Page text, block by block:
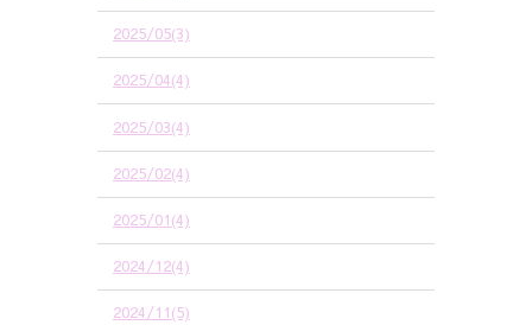
2025/05(3)
2025/04(4)
2025/03(4)
2025/02(4)
2025/01(4)
2024/12(4)
2024/11(5)